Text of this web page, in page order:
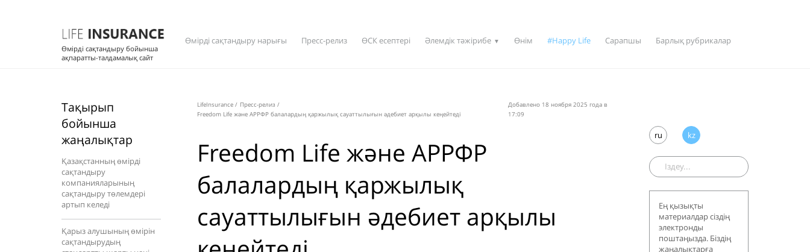
Өмірді сақтандыру бойынша
ақпаратты-талдамалық сайт
Өмірді сақтандыру нарығы Пресс-релиз ӨСК есептері Әлемдік тәжірибе ▼ Өнім #Happy Life Сарапшы Барлық рубрикалар
Тақырып
бойынша
жаңалықтар
Қазақстанның өмірді
сақтандыру
компанияларының
сақтандыру төлемдері
артып келеді
Қарыз алушының өмірін
сақтандырудың
LifeInsurance / Пресс-релиз /
Freedom Life және АРРФР балалардың қаржылық сауаттылығын әдебиет арқылы кеңейтеді
Добавлено 18 ноября 2025 года в
17:09
Freedom Life және АРРФР
балалардың қаржылық
сауаттылығын әдебиет арқылы
ru kz
Ең қызықты
материалдар сіздің
электронды
поштаңызда. Біздің
жаңалықтарға